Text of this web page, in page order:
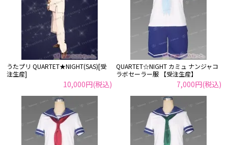
うたプリ QUARTET★NIGHT(SAS)[受
注生産]
10,000円(税込)
QUARTET☆NIGHT カミュ ナンジャコ
ラボセーラー服 【受注生産】
7,000円(税込)